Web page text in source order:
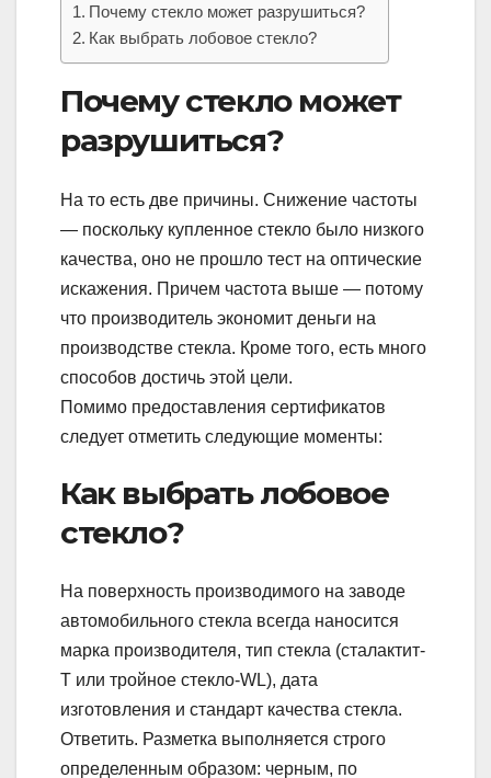
Почему стекло может разрушиться?
Как выбрать лобовое стекло?
Почему стекло может
разрушиться?
На то есть две причины. Снижение частоты
— поскольку купленное стекло было низкого
качества, оно не прошло тест на оптические
искажения. Причем частота выше — потому
что производитель экономит деньги на
производстве стекла. Кроме того, есть много
способов достичь этой цели.
Помимо предоставления сертификатов
следует отметить следующие моменты:
Как выбрать лобовое
стекло?
На поверхность производимого на заводе
автомобильного стекла всегда наносится
марка производителя, тип стекла (сталактит-
Т или тройное стекло-WL), дата
изготовления и стандарт качества стекла.
Ответить. Разметка выполняется строго
определенным образом: черным, по